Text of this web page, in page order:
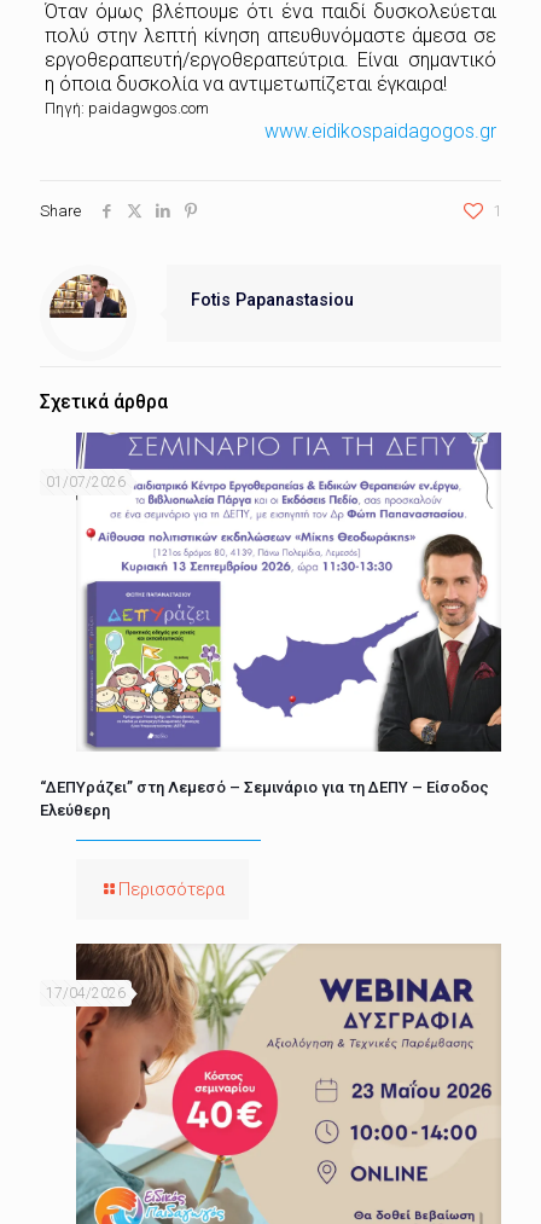
Όταν όμως βλέπουμε ότι ένα παιδί δυσκολεύεται
πολύ στην λεπτή κίνηση απευθυνόμαστε άμεσα σε
εργοθεραπευτή/εργοθεραπεύτρια. Είναι σημαντικό
η όποια δυσκολία να αντιμετωπίζεται έγκαιρα!
Πηγή: paidagwgos.com
www.eidikospaidagogos.gr
Share 1
Fotis Papanastasiou
Σχετικά άρθρα
01/07/2026
“ΔΕΠΥράζει” στη Λεμεσό – Σεμινάριο για τη ΔΕΠΥ – Είσοδος
Ελεύθερη
Περισσότερα
17/04/2026